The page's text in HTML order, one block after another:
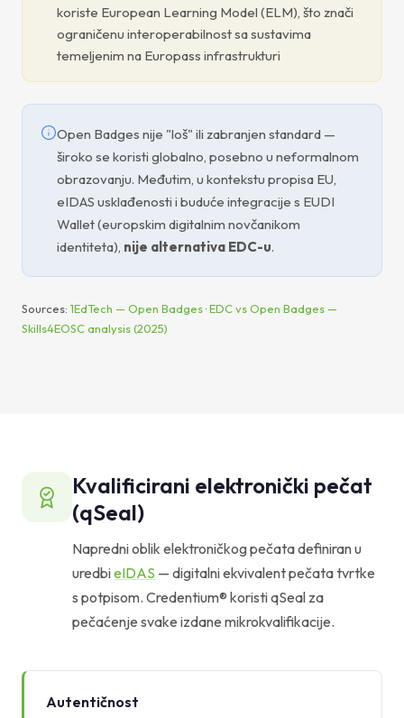
koriste European Learning Model (ELM), što znači
ograničenu interoperabilnost sa sustavima
temeljenim na Europass infrastrukturi
Open Badges nije "loš" ili zabranjen standard —
široko se koristi globalno, posebno u neformalnom
obrazovanju. Međutim, u kontekstu propisa EU,
eIDAS usklađenosti i buduće integracije s EUDI
Wallet (europskim digitalnim novčanikom
identiteta), nije alternativa EDC-u.
Sources: 1EdTech — Open Badges·EDC vs Open Badges —
Skills4EOSC analysis (2025)
Kvalificirani elektronički pečat
(qSeal)
Napredni oblik elektroničkog pečata definiran u
uredbieIDAS — digitalni ekvivalent pečata tvrtke
s potpisom. Credentium® koristi qSeal za
pečaćenje svake izdane mikrokvalifikacije.
Autentičnost